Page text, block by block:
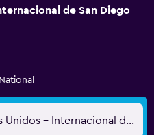
de San Diego
San Diego, CA, Estados Unidos - Internacional de San Diego (SAN)